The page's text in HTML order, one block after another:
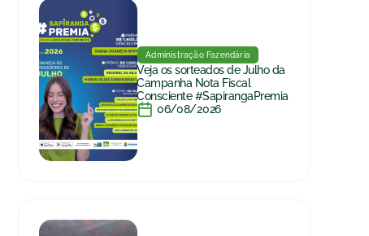
Administração Fazendária
Veja os sorteados de Julho da
Campanha Nota Fiscal
Consciente #SapirangaPremia
06/08/2026